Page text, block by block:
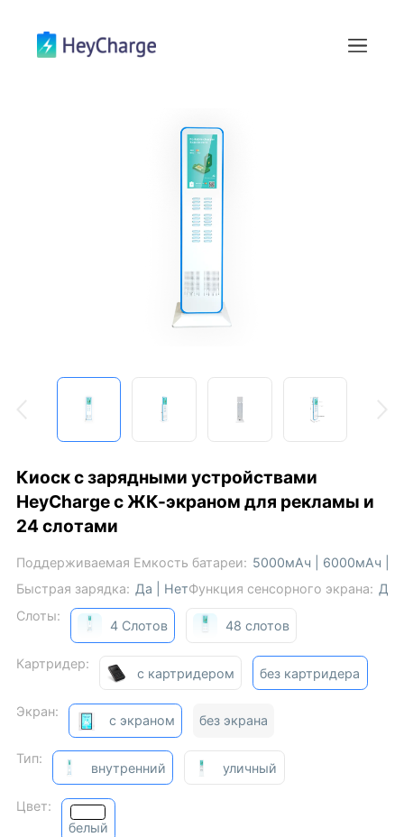
Киоск с зарядными устройствами
HeyCharge с ЖК-экраном для рекламы и
24 слотами
Поддерживаемая Емкость батареи: 5000мАч | 6000мАч |
Быстрая зарядка: Да | НетФункция сенсорного экрана: Да
Слоты:
4 Слотов 48 слотов
Картридер:
с картридером без картридера
Экран:
с экраном без экрана
Тип:
внутренний уличный
Цвет:
белый